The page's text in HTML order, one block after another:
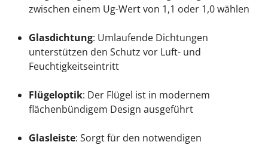
zwischen einem Ug-Wert von 1,1 oder 1,0 wählen
Glasdichtung: Umlaufende Dichtungen
unterstützen den Schutz vor Luft- und
Feuchtigkeitseintritt
Flügeloptik: Der Flügel ist in modernem
flächenbündigem Design ausgeführt
Glasleiste: Sorgt für den notwendigen